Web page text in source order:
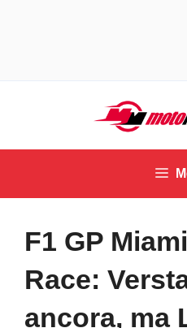
contenuto
F1 GP
Race:
ancora, ma